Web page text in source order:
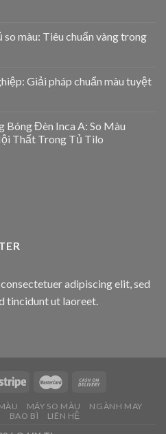
so màu: Tiêu chuẩn vàng trong
Giải pháp chuẩn màu tuyệt
Bóng Đèn Inca A: So Màu
Thất Trong Tủ Tilo
adipiscing elit, sed
tincidunt ut laoreet.
MÁY SO MÀU
NGÀNH MAY
BAO BÌ LIÊN HỆ